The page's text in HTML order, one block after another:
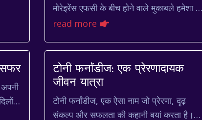
मोरेइरेंस एफसी के बीच होने वाले मुकाबले हमेशा से
ही दर्शकों को रोमांचित करते आए हैं। दोनों टीमों का
read more
सफर
में
टोनी फर्नांडीज: एक प्रेरणादायक
जीवन यात्रा
टोनी फर्नांडीज, एक ऐसा नाम जो प्रेरणा, दृढ़
संकल्प और सफलता की कहानी बयां करता है।